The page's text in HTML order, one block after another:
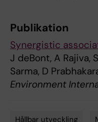
Publikation
Synergistic
J deBont, A Rajiva,
Sarma, D
Environment
Hållbar utveckling